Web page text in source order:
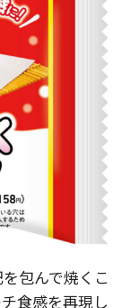
包んで焼くこ
食感を再現し